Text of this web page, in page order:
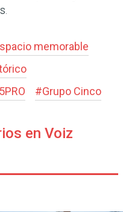
memorable
#Grupo Cinco
en Voiz